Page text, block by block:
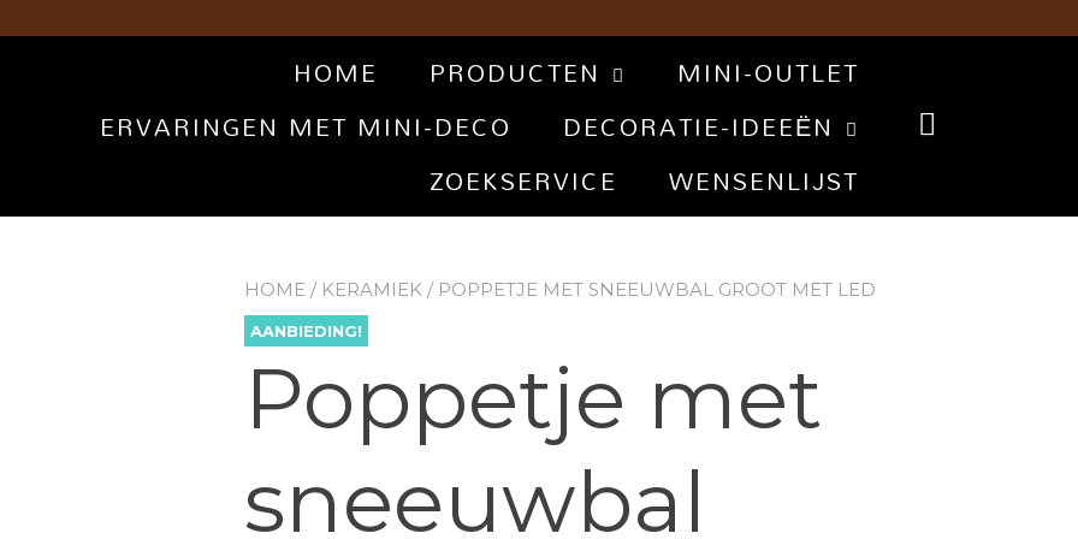
HOME PRODUCTEN
MINI-OUTLET
ERVARINGEN MET MINI-DECO
DECORATIE-IDEEËN
ZOEKSERVICE
WENSENLIJST
HOME / KERAMIEK / POPPETJE MET SNEEUWBAL GROOT MET LED
AANBIEDING!
Poppetje met
sneeuwbal